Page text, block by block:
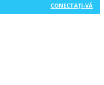
CONECTAȚI-VĂ